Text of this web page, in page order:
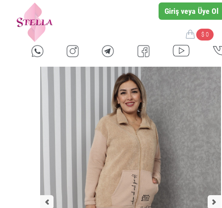
Giriş veya Üye Ol
$ 0